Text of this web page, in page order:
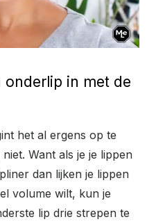
onderlip in met de
het al ergens op te
Want als je je lippen
dan lijken je lippen
volume wilt, kun je
lip drie strepen te